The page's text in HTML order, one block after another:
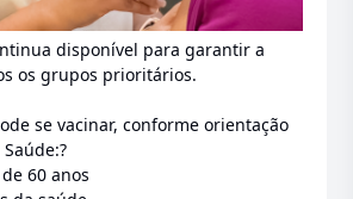
disponível para garantir a
os grupos prioritários.
se vacinar, conforme orientação
60 anos